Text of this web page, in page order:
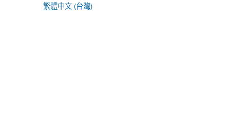
繁體中文 (台灣)